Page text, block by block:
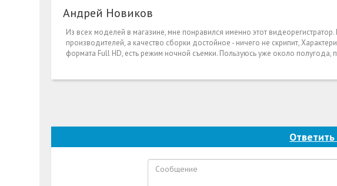
Андрей Новиков
Из всех моделей в магазине, мне понравился именно этот
производителей, а качество сборки достойное - ничего не скрипит,
формата Full HD, есть режим ночной съемки. Пользуюсь уже около полугода,